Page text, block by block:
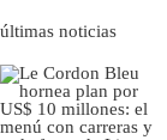
últimas noticias